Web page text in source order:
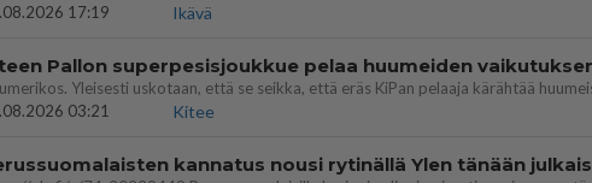
17:19
Ikävä
03:21
Kitee